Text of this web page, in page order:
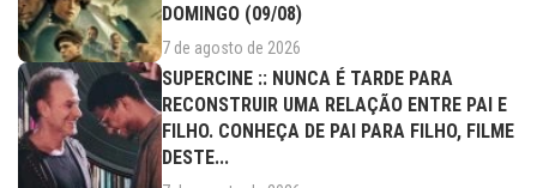
DOMINGO (09/08)
7 de agosto de 2026
SUPERCINE :: NUNCA É TARDE PARA
RECONSTRUIR UMA RELAÇÃO ENTRE PAI E
FILHO. CONHEÇA DE PAI PARA FILHO, FILME
DESTE...